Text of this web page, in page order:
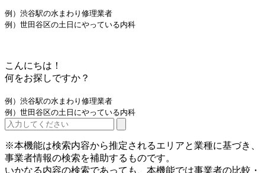
例）渋谷駅の水まわり修理業者
例）世田谷区の土日にやっている内科
こんにちは！
何をお探しですか？
例）渋谷駅の水まわり修理業者
例）世田谷区の土日にやっている内科
※本機能は検索内容から推定されるエリアと業種に基づき、
事業者情報の検索を補助するものです。
いかなる内容の検索であっても、本機能では事業者の比較・